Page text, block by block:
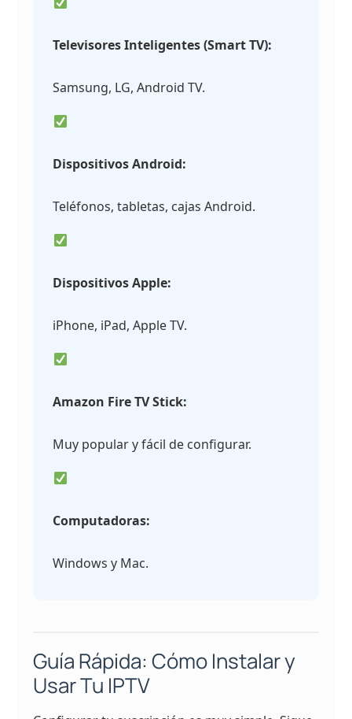
Televisores Inteligentes (Smart TV):
Samsung, LG, Android TV.
Dispositivos Android:
Teléfonos, tabletas, cajas Android.
Dispositivos Apple:
iPhone, iPad, Apple TV.
Amazon Fire TV Stick:
Muy popular y fácil de configurar.
Computadoras:
Windows y Mac.
Guía Rápida: Cómo Instalar y
Usar Tu IPTV